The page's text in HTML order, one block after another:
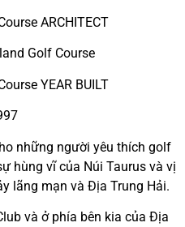
ARCHITECT
Golf Course
YEAR BUILT
những người yêu thích golf
hùng vĩ của Núi Taurus và vị
lãng mạn và Địa Trung Hải.
và ở phía bên kia của Địa